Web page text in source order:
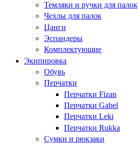
Темляки и ручки для палок
Чехлы для палок
Цанги
Эспандеры
Комплектующие
Экипировка
Обувь
Перчатки
Перчатки Fizan
Перчатки Gabel
Перчатки Leki
Перчатки Rukka
Сумки и рюкзаки